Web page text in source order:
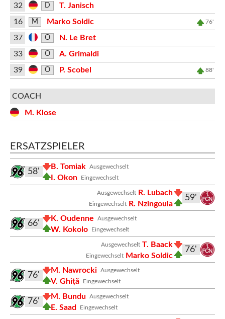
32 D
T. Janisch
16
M Marko Soldic 76'
37 O
N. Le Bret
33
O
A. Grimaldi
39
O P. Scobel 88'
COACH
M. Klose
ERSATZSPIELER
Ausgewechselt
B. Tomiak
Eingewechselt
I. Okon
58'
59'
Ausgewechselt R. Lubach
Eingewechselt R. Nzingoula
Ausgewechselt
K. Oudenne
Eingewechselt
W. Kokolo
66'
76'
Ausgewechselt T. Baack
Eingewechselt Marko Soldic
Ausgewechselt
M. Nawrocki
Eingewechselt
V. Ghiță
76'
Ausgewechselt
M. Bundu
Eingewechselt
E. Saad
76'